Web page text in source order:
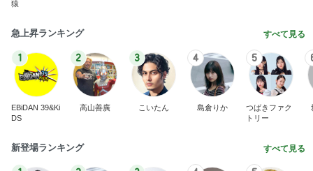
猿
急上昇ランキング すべて見る
1
EBiDAN 39&Ki
DS
2
高山善廣
3
こいたん
4
島倉りか
5
つばきファク
トリー
新登場ランキング すべて見る